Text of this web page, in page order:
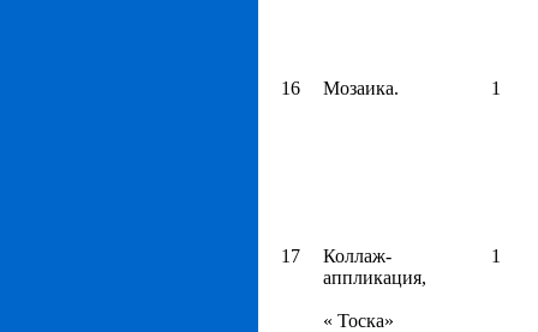
16 Мозаика. 1
17
Коллаж-
аппликация,
« Тоска»
1